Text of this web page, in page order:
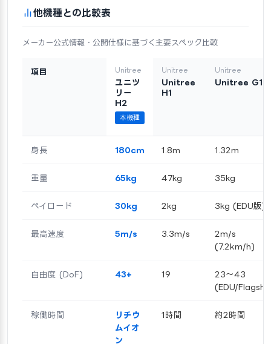
他機種との比較表
メーカー公式情報・公開仕様に基づく主要スペック比較
項目 Unitree
ユニツ
リー
H2
本機種
Unitree
Unitree
H1
Unitree
Unitree G1
身長 180cm 1.8m 1.32m
重量 65kg 47kg 35kg
ペイロード 30kg 2kg 3kg (EDU版)
最高速度 5m/s 3.3m/s
2m/s
(7.2km/h)
自由度 (DoF) 43+ 19
23～43
(EDU/
稼働時間
リチウ
ムイオ
ン
1時間 約2時間